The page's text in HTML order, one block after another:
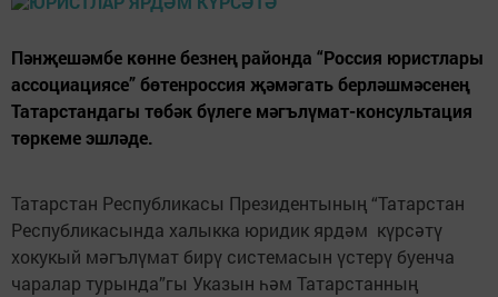
Пәнҗешәмбе көнне безнең районда “Россия юристлары
ассоциациясе” бөтенроссия җәмәгать берләшмәсенең
Татарстандагы төбәк бүлеге мәгълүмат-консультация
төркеме эшләде.
Татарстан Республикасы Президентының “Татарстан
Республикасында халыкка юридик ярдәм күрсәтү
хокукый мәгълүмат бирү системасын үстерү буенча
чаралар турында”гы Указын һәм Татарстанның